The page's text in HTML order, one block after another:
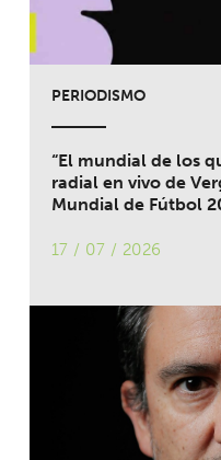
PERIODISMO
“El mundial de los
radial en vivo de
Mundial de Fútbol
17 / 07 / 2026